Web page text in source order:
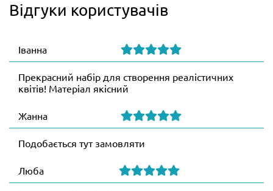
Відгуки користувачів
Іванна
Прекрасний набір для створення реалістичних
квітів! Матеріал якісний
Жанна
Подобається тут замовляти
Люба